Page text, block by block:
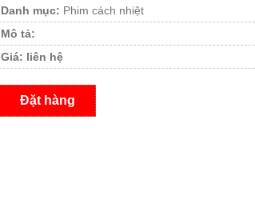
Danh mục: Phim cách nhiệt
Mô tả:
Giá: liên hệ
Đặt hàng